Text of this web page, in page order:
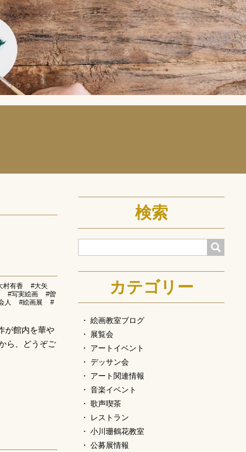
村有香
#大矢
#写実絵画
#曽
人 #絵画展
#
が館内を華や
ら、どうぞご
検索
検索
カテゴリー
絵画教室ブログ
展覧会
アートイベント
デッサン会
アート関連情報
音楽イベント
歌声喫茶
レストラン
小川珊鶴花教室
公募展情報